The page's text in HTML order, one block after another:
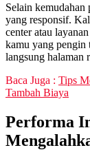
Selain kemudahan
yang responsif.
center atau
kamu yang pengin
langsung halaman
Baca Juga : Tips
Tambah Biaya
Performa